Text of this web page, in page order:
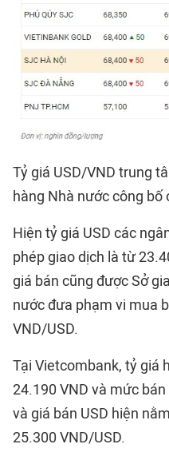
Tỷ giá USD/VND trung
hàng Nhà nước công bố
Hiện tỷ giá USD các
phép giao dịch là từ
giá bán cũng được Sở
nước đưa phạm vi mua
VND/USD.
Tại Vietcombank, tỷ giá
24.190 VND và mức
và giá bán USD hiện
25.300 VND/USD.